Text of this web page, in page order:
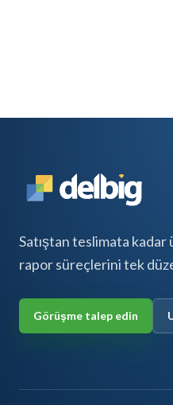
Satıştan teslimata
rapor süreçlerini tek
Görüşme talep edin